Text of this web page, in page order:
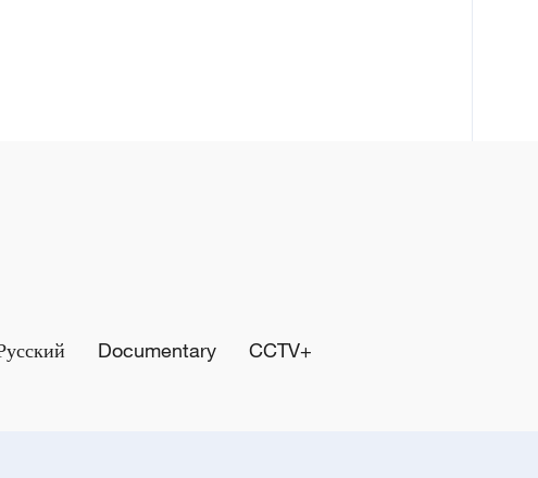
Documentary CCTV+